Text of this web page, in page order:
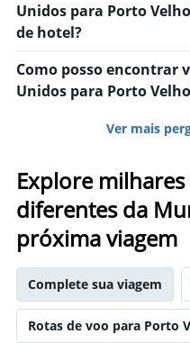
Unidos para Porto
de hotel?
Como posso encontrar
Unidos para Porto
Ver mais
Explore
diferentes da
próxima viagem
Complete sua viagem
Rotas de voo para Porto